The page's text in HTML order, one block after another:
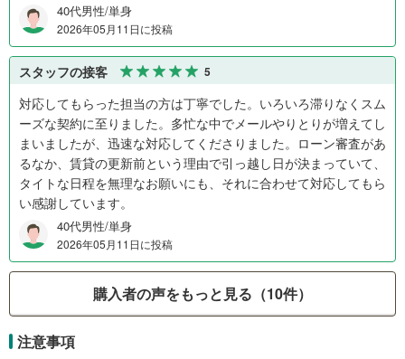
40代男性/単身
2026年05月11日に投稿
スタッフの接客 5
対応してもらった担当の方は丁寧でした。いろいろ滞りなくスム
ーズな契約に至りました。多忙な中でメールやりとりが増えてし
まいましたが、迅速な対応してくださりました。ローン審査があ
るなか、賃貸の更新前という理由で引っ越し日が決まっていて、
タイトな日程を無理なお願いにも、それに合わせて対応してもら
い感謝しています。
40代男性/単身
2026年05月11日に投稿
購入者の声をもっと見る（10件）
注意事項